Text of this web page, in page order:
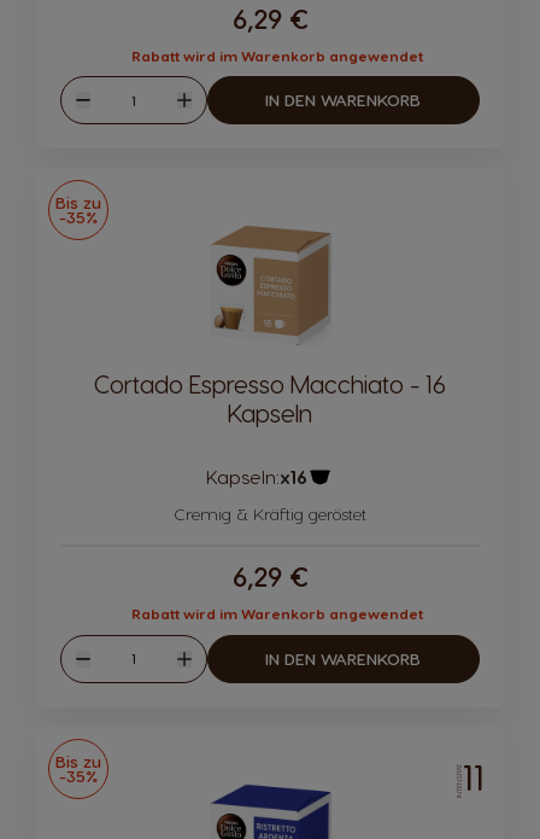
6,29 €
Rabatt wird im Warenkorb angewendet
Abnahme
Menge
Zunahme
IN DEN WARENKORB
Bis zu
-35%
Cortado Espresso Macchiato - 16
Kapseln
Kapseln:x16
Cremig & Kräftig geröstet
6,29 €
Rabatt wird im Warenkorb angewendet
Abnahme
Menge
Zunahme
IN DEN WARENKORB
Bis zu
-35% INTENSITÄT11